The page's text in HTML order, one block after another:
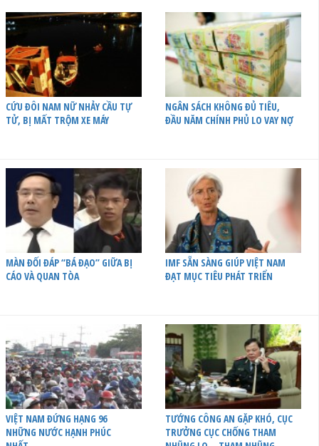
CỨU ĐÔI NAM NỮ NHẢY CẦU TỰ
TỬ, BỊ MẤT TRỘM XE MÁY
NGÂN SÁCH KHÔNG ĐỦ TIÊU,
ĐẦU NĂM CHÍNH PHỦ LO VAY NỢ
MÀN ĐỐI ĐÁP “BÁ ĐẠO” GIỮA BỊ
CÁO VÀ QUAN TÒA
IMF SẴN SÀNG GIÚP VIỆT NAM
ĐẠT MỤC TIÊU PHÁT TRIỂN
VIỆT NAM ĐỨNG HẠNG 96
NHỮNG NƯỚC HẠNH PHÚC
TƯỚNG CÔNG AN GẶP KHÓ, CỤC
TRƯỞNG CỤC CHỐNG THAM